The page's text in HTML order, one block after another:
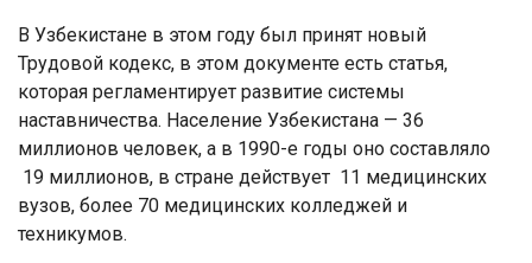
В Узбекистане в этом году был принят новый
Трудовой кодекс, в этом документе есть статья,
которая регламентирует развитие системы
наставничества. Население Узбекистана — 36
миллионов человек, а в 1990-е годы оно составляло
19 миллионов, в стране действует 11 медицинских
вузов, более 70 медицинских колледжей и
техникумов.